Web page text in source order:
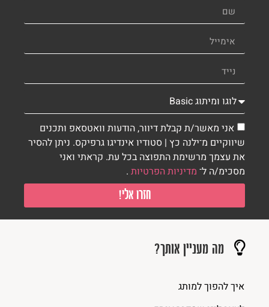
אני מאשר/ת קבלת דיוור, הודעות וואטסאפ ותכנים
שיווקיים מ־ילנה כץ | סטודיו אינדיגו גרפיקס. ניתן להסיר
את עצמך מרשימת התפוצה בכל עת. קראתי ואני
מסכימ/ה ל־ מדיניות הפרטיות .
חזרו אלי!
מה מעניין אותך?
איך להפוך למותג